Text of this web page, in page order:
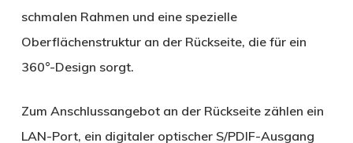
schmalen Rahmen und eine spezielle
Oberflächenstruktur an der Rückseite, die für ein
360°-Design sorgt.
Zum Anschlussangebot an der Rückseite zählen ein
LAN-Port, ein digitaler optischer S/PDIF-Ausgang